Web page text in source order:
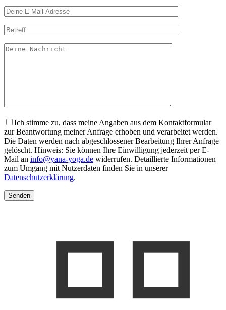
Ich stimme zu, dass meine Angaben aus dem Kontaktformular
zur Beantwortung meiner Anfrage erhoben und verarbeitet werden.
Die Daten werden nach abgeschlossener Bearbeitung Ihrer Anfrage
gelöscht. Hinweis: Sie können Ihre Einwilligung jederzeit per E-
Mail an info@yana-yoga.de widerrufen. Detaillierte Informationen
zum Umgang mit Nutzerdaten finden Sie in unserer
Datenschutzerklärung.